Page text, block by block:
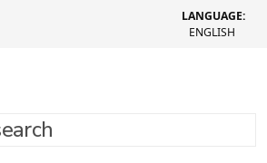
LANGUAGE:
ENGLISH